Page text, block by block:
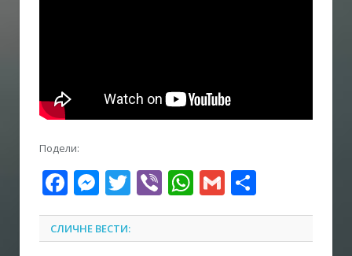
Подели:
Facebook
Messenger
Twitter
ViberWhatsApp
Gmail
СЛИЧНЕ ВЕСТИ: